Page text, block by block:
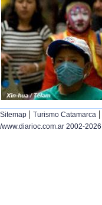
Sitemap | Turismo Catamarca |
/www.diarioc.com.ar 2002-2026